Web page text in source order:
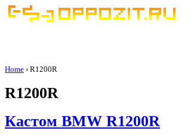
Home › R1200R
R1200R
Кастом BMW R1200R